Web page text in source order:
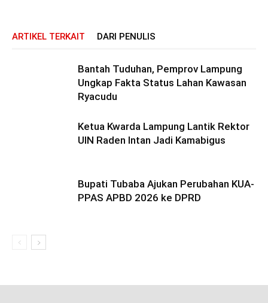
ARTIKEL TERKAIT DARI PENULIS
Bantah Tuduhan, Pemprov Lampung
Ungkap Fakta Status Lahan Kawasan
Ryacudu
Ketua Kwarda Lampung Lantik Rektor
UIN Raden Intan Jadi Kamabigus
Bupati Tubaba Ajukan Perubahan KUA-
PPAS APBD 2026 ke DPRD